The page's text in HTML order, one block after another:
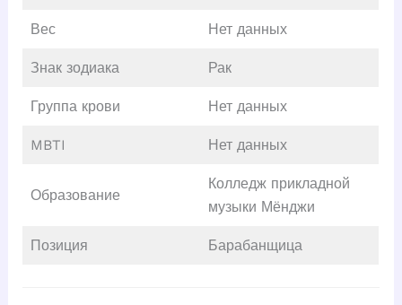
Вес Нет данных
Знак зодиака Рак
Группа крови Нет данных
MBTI Нет данных
Образование
Колледж прикладной
музыки Мёнджи
Позиция Барабанщица